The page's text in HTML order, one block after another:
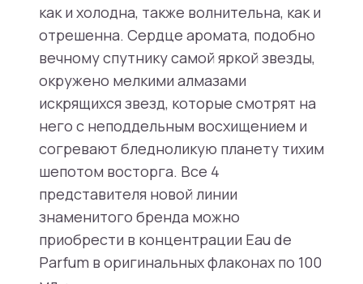
как и холодна, также волнительна, как и
отрешенна. Сердце аромата, подобно
вечному спутнику самой яркой звезды,
окружено мелкими алмазами
искрящихся звезд, которые смотрят на
него с неподдельным восхищением и
согревают бледноликую планету тихим
шепотом восторга. Все 4
представителя новой линии
знаменитого бренда можно
приобрести в концентрации Eau de
Parfum в оригинальных флаконах по 100